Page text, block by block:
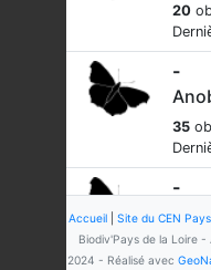
20
-
35
-
49
Accueil Site du CEN
Biodiv'Pays de la Loire
2024 - Réalisé avec